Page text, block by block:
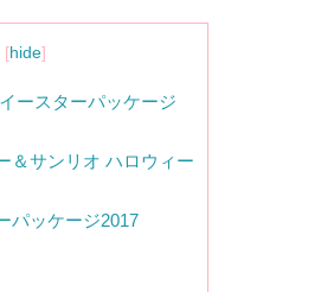
[hide]
ースターパッケージ
＆サンリオ ハロウィー
パッケージ2017